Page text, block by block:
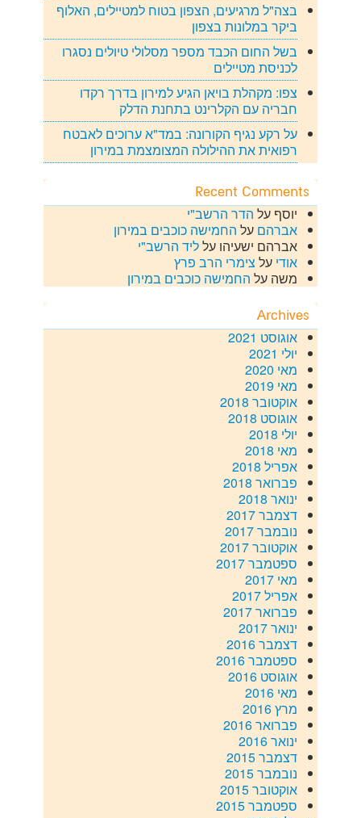
בצה"ל מרגיעים, הצפון בטוח למטיילים, האלוף
ביקר במלונות בצפון
בשל החום הכבד מספר מסלולי טיולים נסגרו
לכניסת מטיילים
צפו: מקהלת בויאן הגיע למירון בדרך רקדו
חבריה עם הקלרינט בתחנת הדלק
על רקע נגיף הקורונה: במד"א ערוכים לאבטח
רפואית את ההילולה המצומצמת במירון
Recent Comments
יוסף על הדר הרשב"י
אברהם על החמישה כוכבים במירון
אברהם ישעיהו עלליד הרשב"י
אודי על צימרי הרב פרץ
משה על החמישה כוכבים במירון
Archives
אוגוסט 2021
יולי 2021
מאי 2020
מאי 2019
אוקטובר 2018
אוגוסט 2018
יולי 2018
מאי 2018
אפריל 2018
פברואר 2018
ינואר 2018
דצמבר 2017
נובמבר 2017
אוקטובר 2017
ספטמבר 2017
מאי 2017
אפריל 2017
פברואר 2017
ינואר 2017
דצמבר 2016
ספטמבר 2016
אוגוסט 2016
מאי 2016
מרץ 2016
פברואר 2016
ינואר 2016
דצמבר 2015
נובמבר 2015
אוקטובר 2015
ספטמבר 2015